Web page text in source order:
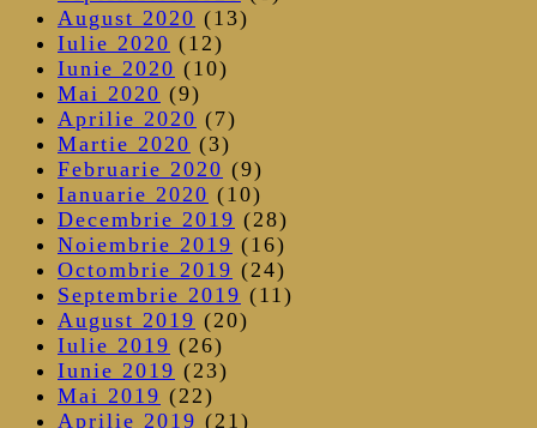
August 2020 (13)
Iulie 2020 (12)
Iunie 2020 (10)
Mai 2020 (9)
Aprilie 2020 (7)
Martie 2020 (3)
Februarie 2020 (9)
Ianuarie 2020 (10)
Decembrie 2019 (28)
Noiembrie 2019 (16)
Octombrie 2019 (24)
Septembrie 2019 (11)
August 2019 (20)
Iulie 2019 (26)
Iunie 2019 (23)
Mai 2019 (22)
Aprilie 2019 (21)